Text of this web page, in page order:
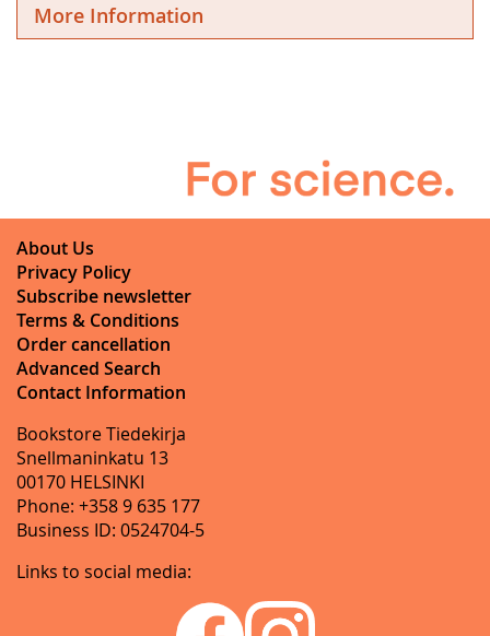
More Information
About Us
Privacy Policy
Subscribe newsletter
Terms & Conditions
Order cancellation
Advanced Search
Contact Information
Bookstore Tiedekirja
Snellmaninkatu 13
00170 HELSINKI
Phone: +358 9 635 177
Business ID: 0524704-5
Links to social media: